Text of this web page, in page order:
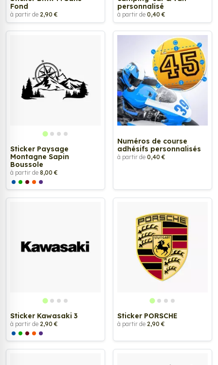
Fond
à partir de 2,90 €
personnalisé
à partir de 0,40 €
Sticker Paysage
Montagne Sapin
Boussole
à partir de 8,00 €
Numéros de course
adhésifs personnalisés
à partir de 0,40 €
Sticker Kawasaki 3
à partir de 2,90 €
Sticker PORSCHE
à partir de 2,90 €